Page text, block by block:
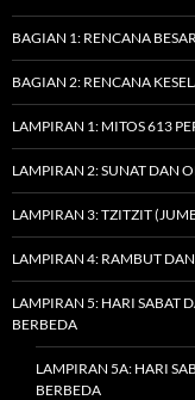
BAGIAN 1: RENCANA
BAGIAN 2: RENCANA
LAMPIRAN 1: MITOS 613
LAMPIRAN 2: SUNAT DAN
LAMPIRAN 3: TZITZIT
LAMPIRAN 4: RAMBUT
LAMPIRAN 5: HARI SABAT
BERBEDA
LAMPIRAN 5A: HARI
BERBEDA